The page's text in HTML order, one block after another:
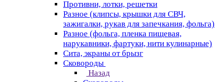
Противни, лотки, решетки
Разное (клипсы, крышки для СВЧ,
зажигалки, рукав для запечкания, фольга)
Разное (фольга, пленка пищевая,
нарукавники, фартуки, нити кулинарные)
Сита, экраны от брызг
Сковороды
Назад